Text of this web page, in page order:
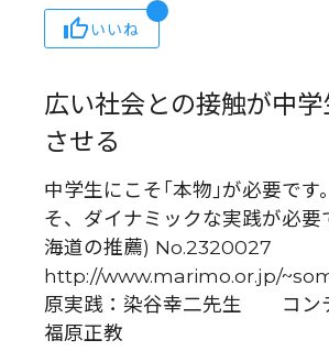
いいね
広い社会との接触が中
させる
中学生にこそ｢本物｣が必要です
そ、ダイナミックな実践が必要
海道の推薦) No.2320027
http://www.marimo.or.jp/
原実践：染谷幸二先生 コン
福原正教